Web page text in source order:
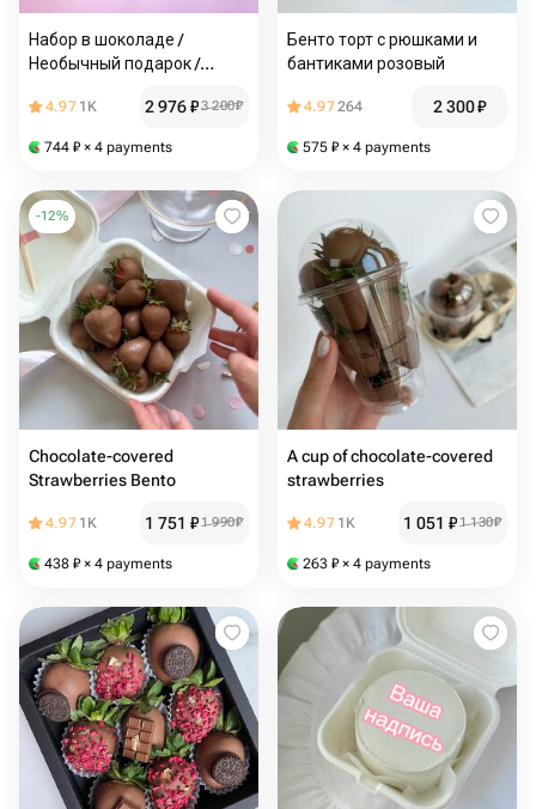
Набор в шоколаде /
Необычный подарок /
Подарок на день рождения
4.97 1K 2 976₽3 200₽
744 ₽ × 4 payments
Бенто торт с рюшками и
бантиками розовый
4.97264 2 300₽
575 ₽ × 4 payments
-12%
Chocolate-covered
Strawberries Bento
4.97 1K 1 751 ₽1 990₽
438 ₽ × 4 payments
A cup of chocolate-covered
strawberries
4.97 1K 1 051 ₽1 130₽
263 ₽ × 4 payments